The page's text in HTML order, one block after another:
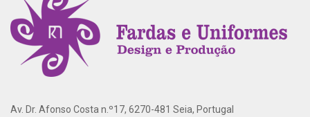
Av. Dr. Afonso Costa n.º17, 6270-481 Seia, Portugal